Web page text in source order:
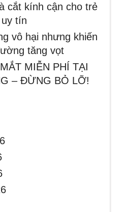
cắt kính cận cho trẻ
tín
vô hại nhưng khiến
tăng vọt
MIỄN PHÍ TẠI
– ĐỪNG BỎ LỠ!